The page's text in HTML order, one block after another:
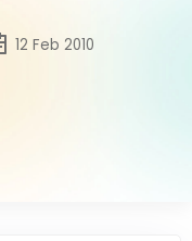
12 Feb 2010